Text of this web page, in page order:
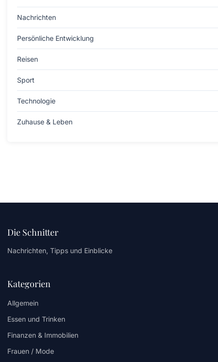
Nachrichten
Persönliche Entwicklung
Reisen
Sport
Technologie
Zuhause & Leben
Die Schnitter
Nachrichten, Tipps und Einblicke
Kategorien
Allgemein
Essen und Trinken
Finanzen & Immobilien
Frauen / Mode